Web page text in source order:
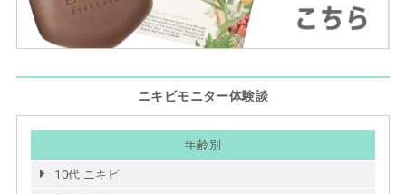
ニキビモニター体験談
年齢別
10代 ニキビ